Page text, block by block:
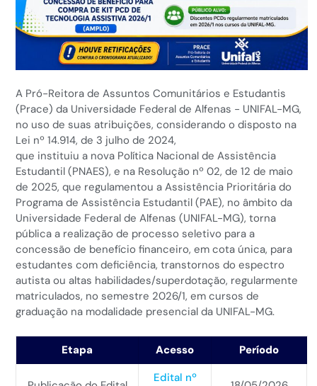
A Pró−Reitora de Assuntos Comunitários e Estudantis
(Prace) da Universidade Federal de Alfenas − UNIFAL−MG,
no uso de suas atribuições, considerando o disposto na
Lei nº 14.914, de 3 julho de 2024,
que instituiu a nova Política Nacional de Assistência
Estudantil (PNAES), e na Resolução nº 02, de 12 de maio
de 2025, que regulamentou a Assistência Prioritária do
Programa de Assistência Estudantil (PAE), no âmbito da
Universidade Federal de Alfenas (UNIFAL-MG), torna
pública a realização de processo seletivo para a
concessão de benefício financeiro, em cota única, para
estudantes com deficiência, transtornos do espectro
autista ou altas habilidades/superdotação, regularmente
matriculados, no semestre 2026/1, em cursos de
graduação na modalidade presencial da UNIFAL-MG.
Etapa Acesso Período
Edital nº